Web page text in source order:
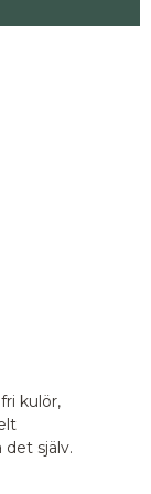
kulör,
själv.